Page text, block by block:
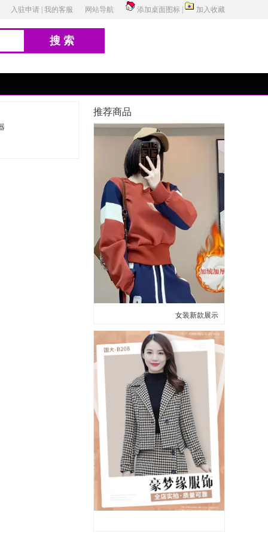
入驻申请 我的客服 网站导航 添加桌面图标 加入收藏
搜索
推荐商品
女装新款展示